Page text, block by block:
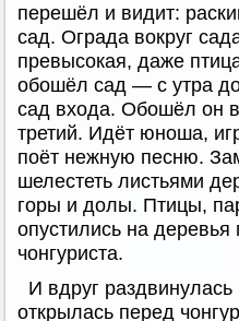
перешёл и видит:
сад. Ограда вокруг
превысокая, даже
обошёл сад — с утра
сад входа. Обошёл он
третий. Идёт юноша,
поёт нежную песню.
шелестеть листьями
горы и долы. Птицы,
опустились на
чонгуриста.
И вдруг
открылась перед